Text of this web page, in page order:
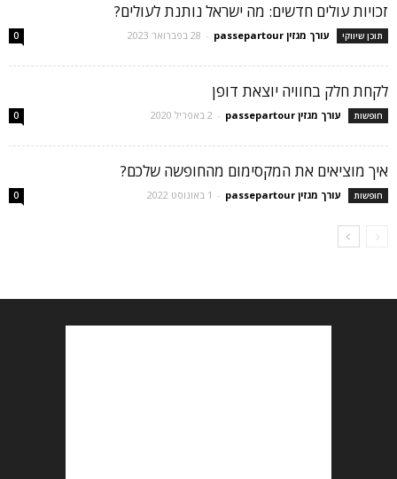
זכויות עולים חדשים: מה ישראל נותנת לעולים?
תוכן שיווקי עורך מגזין passepartour - 28 בפברואר 2023 0
לקחת חלק בחוויה יוצאת דופן
חופשות עורך מגזין passepartour - 2 באפריל 2020 0
איך מוציאים את המקסימום מהחופשה שלכם?
חופשות עורך מגזין passepartour - 1 באוגוסט 2022 0